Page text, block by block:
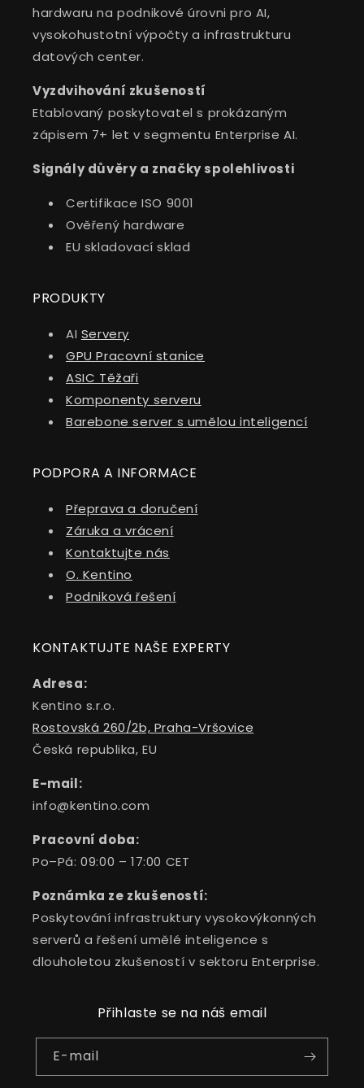
hardwaru na podnikové úrovni pro AI,
vysokohustotní výpočty a infrastrukturu
datových center.
Vyzdvihování zkušeností
Etablovaný poskytovatel s prokázaným
zápisem 7+ let v segmentu Enterprise AI.
Signály důvěry a značky spolehlivosti
Certifikace ISO 9001
Ověřený hardware
EU skladovací sklad
PRODUKTY
AI Servery
GPU Pracovní stanice
ASIC Těžaři
Komponenty serveru
Barebone server s umělou inteligencí
PODPORA A INFORMACE
Přeprava a doručení
Záruka a vrácení
Kontaktujte nás
O. Kentino
Podniková řešení
KONTAKTUJTE NAŠE EXPERTY
Adresa:
Kentino s.r.o.
Rostovská 260/2b, Praha-Vršovice
Česká republika, EU
E-mail:
info@kentino.com
Pracovní doba:
Po–Pá: 09:00 – 17:00 CET
Poznámka ze zkušeností:
Poskytování infrastruktury vysokovýkonných
serverů a řešení umělé inteligence s
dlouholetou zkušeností v sektoru Enterprise.
Přihlaste se na náš email
E-mail